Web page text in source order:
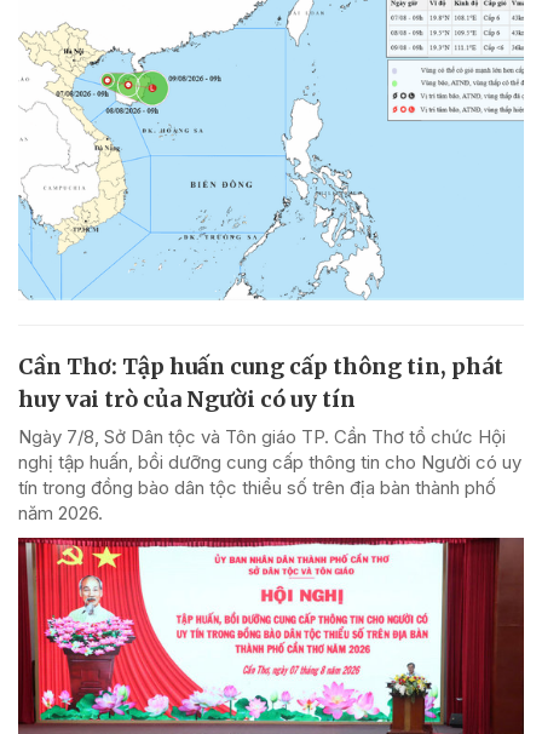
Cần Thơ: Tập huấn cung cấp thông tin, phát
huy vai trò của Người có uy tín
Ngày 7/8, Sở Dân tộc và Tôn giáo TP. Cần Thơ tổ chức Hội
nghị tập huấn, bồi dưỡng cung cấp thông tin cho Người có uy
tín trong đồng bào dân tộc thiểu số trên địa bàn thành phố
năm 2026.